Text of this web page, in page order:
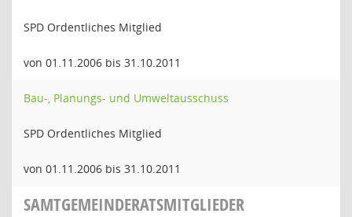
SPD Ordentliches Mitglied
von 01.11.2006 bis 31.10.2011
Bau-, Planungs- und Umweltausschuss
SPD Ordentliches Mitglied
von 01.11.2006 bis 31.10.2011
SAMTGEMEINDERATSMITGLIEDER